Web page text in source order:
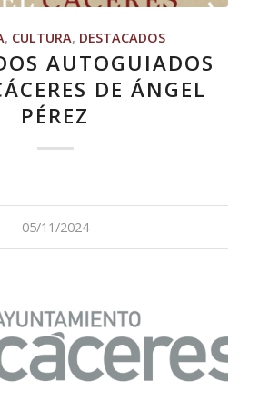
, CULTURA, DESTACADOS
AUTOGUIADOS
DE ÁNGEL
PÉREZ
05/11/2024